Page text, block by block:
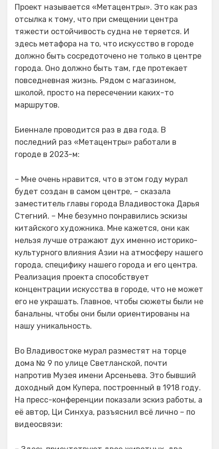
Проект называется «Метацентры». Это как раз
отсылка к тому, что при смещении центра
тяжести остойчивость судна не теряется. И
здесь метафора на то, что искусство в городе
должно быть сосредоточено не только в центре
города. Оно должно быть там, где протекает
повседневная жизнь. Рядом с магазином,
школой, просто на пересечении каких-то
маршрутов.
Биеннале проводится раз в два года. В
последний раз «Метацентры» работали в
городе в 2023-м:
– Мне очень нравится, что в этом году мурал
будет создан в самом центре, – сказала
заместитель главы города Владивостока Дарья
Стегний. – Мне безумно понравились эскизы
китайского художника. Мне кажется, они как
нельзя лучше отражают дух именно историко-
культурного влияния Азии на атмосферу нашего
города, специфику нашего города и его центра.
Реализация проекта способствует
концентрации искусства в городе, что не может
его не украшать. Главное, чтобы сюжеты были не
банальны, чтобы они были ориентированы на
нашу уникальность.
Во Владивостоке мурал разместят на торце
дома № 9 по улице Светланской, почти
напротив Музея имени Арсеньева. Это бывший
доходный дом Купера, построенный в 1918 году.
На пресс-конференции показали эскиз работы, а
её автор, Ци Синхуа, разъяснил всё лично – по
видеосвязи: